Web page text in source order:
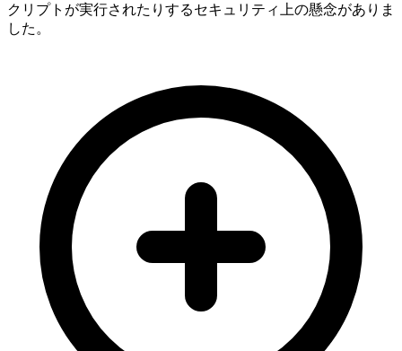
クリプトが実行されたりするセキュリティ上の懸念がありま
した。